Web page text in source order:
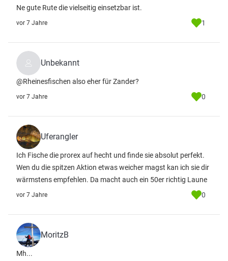
Ne gute Rute die vielseitig einsetzbar ist.
vor 7 Jahre 1
Unbekannt
@Rheinesfischen also eher für Zander?
vor 7 Jahre 0
Uferangler
Ich Fische die prorex auf hecht und finde sie absolut perfekt.
Wen du die spitzen Aktion etwas weicher magst kan ich sie dir
wärmstens empfehlen. Da macht auch ein 50er richtig Laune
vor 7 Jahre 0
MoritzB
Mh...